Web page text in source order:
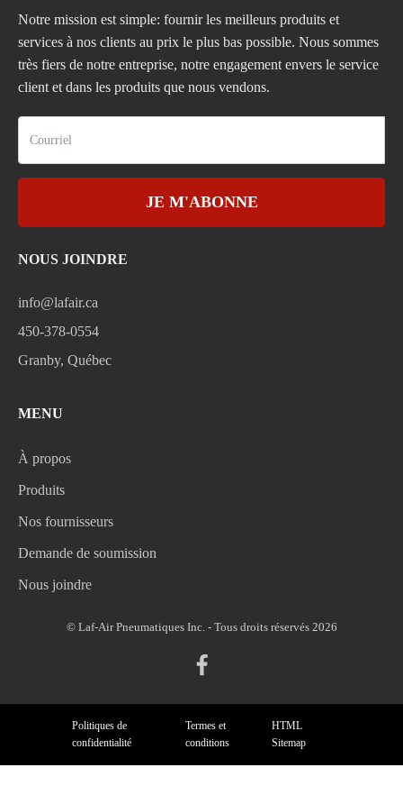
Notre mission est simple: fournir les meilleurs produits et
services à nos clients au prix le plus bas possible. Nous sommes
très fiers de notre entreprise, notre engagement envers le service
client et dans les produits que nous vendons.
JE M'ABONNE
NOUS JOINDRE
info@lafair.ca
450-378-0554
Granby, Québec
MENU
À propos
Produits
Nos fournisseurs
Demande de soumission
Nous joindre
© Laf-Air Pneumatiques Inc. - Tous droits réservés 2026
Politiques de
confidentialité
Termes et
conditions
HTML
Sitemap